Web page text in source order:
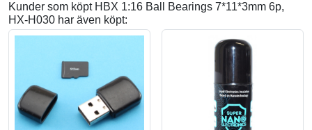
Kunder som köpt HBX 1:16 Ball Bearings 7*11*3mm 6p,
HX-H030 har även köpt: